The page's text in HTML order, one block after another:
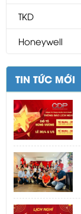
TKD
Honeywell
TIN TỨC MỚI